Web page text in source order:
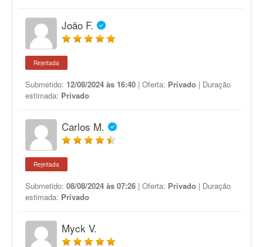
João F.
Rejeitada
Submetido: 12/08/2024 às 16:40 | Oferta: Privado | Duração
estimada: Privado
Carlos M.
Rejeitada
Submetido: 08/08/2024 às 07:26 | Oferta: Privado | Duração
estimada: Privado
Myck V.